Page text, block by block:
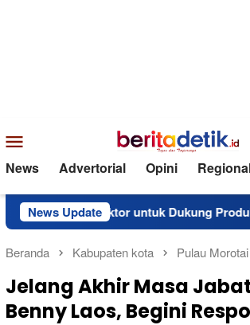
Mobile
News Advertorial Opini
News Update
Traktor untuk Dukung Produksi
Beranda Kabupaten kota Pulau Morotai
Jelang Akhir Masa
Benny Laos, Begini